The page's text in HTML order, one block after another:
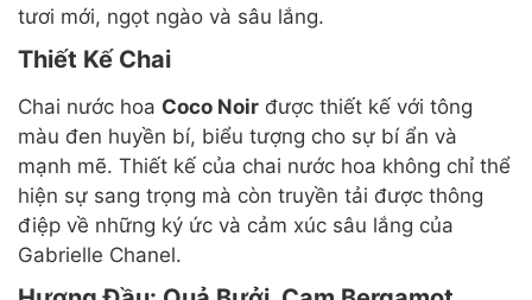
tươi mới, ngọt ngào và sâu lắng.
Thiết Kế Chai
Chai nước hoa Coco Noir được thiết kế với tông
màu đen huyền bí, biểu tượng cho sự bí ẩn và
mạnh mẽ. Thiết kế của chai nước hoa không chỉ thể
hiện sự sang trọng mà còn truyền tải được thông
điệp về những ký ức và cảm xúc sâu lắng của
Gabrielle Chanel.